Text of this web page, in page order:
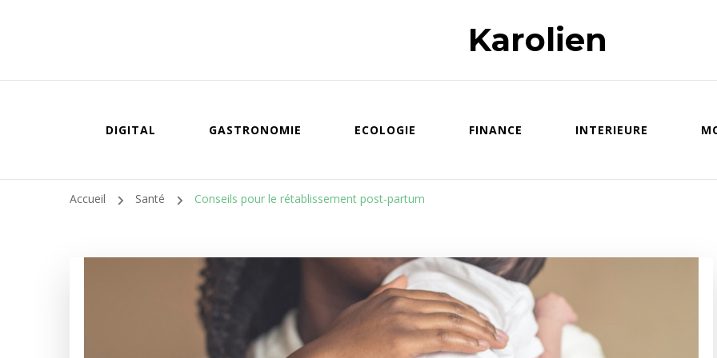
Karolien
DIGITAL GASTRONOMIE ECOLOGIE FINANCE INTERIEURE
Accueil Santé Conseils pour le rétablissement post-partum